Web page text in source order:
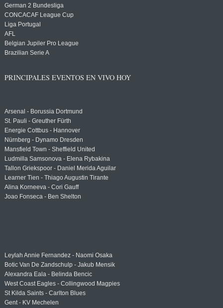
German 2 Bundesliga
CONCACAF League Cup
Liga Portugal
AFL
Belgian Jupiler Pro League
Brazilian Serie A
PRINCIPALES EVENTOS EN VIVO HOY
Arsenal - Borussia Dortmund
St. Pauli - Greuther Fürth
Energie Cottbus - Hannover
Nürnberg - Dynamo Dresden
Mansfield Town - Sheffield United
Ludmilla Samsonova - Elena Rybakina
Tallon Griekspoor - Daniel Merida Aguilar
Learner Tien - Thiago Augustin Tirante
Alina Korneeva - Cori Gauff
Joao Fonseca - Ben Shelton
Leylah Annie Fernandez - Naomi Osaka
Botic Van De Zandschulp - Jakub Mensik
Alexandra Eala - Belinda Bencic
West Coast Eagles - Collingwood Magpies
St Kilda Saints - Carlton Blues
Gent - KV Mechelen